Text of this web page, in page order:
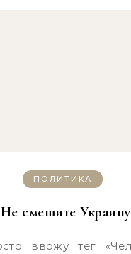
ПОЛИТИКА
Не смешите Украину